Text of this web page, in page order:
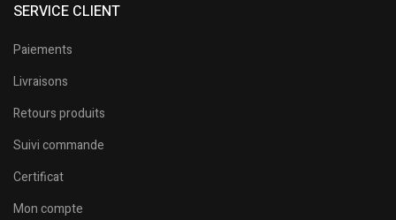
SERVICE CLIENT
Paiements
Livraisons
Retours produits
Suivi commande
Certificat
Mon compte